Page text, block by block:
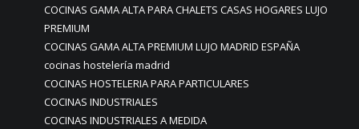
COCINAS GAMA ALTA PARA CHALETS CASAS HOGARES LUJO
PREMIUM
COCINAS GAMA ALTA PREMIUM LUJO MADRID ESPAÑA
cocinas hostelería madrid
COCINAS HOSTELERIA PARA PARTICULARES
COCINAS INDUSTRIALES
COCINAS INDUSTRIALES A MEDIDA